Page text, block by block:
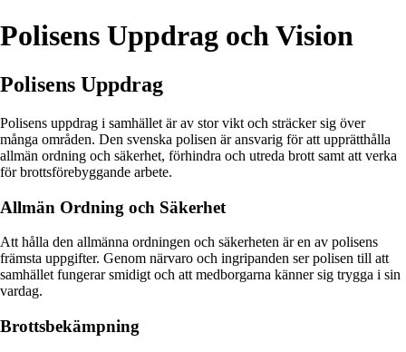
Polisens Uppdrag och Vision
Polisens Uppdrag
Polisens uppdrag i samhället är av stor vikt och sträcker sig över
många områden. Den svenska polisen är ansvarig för att upprätthålla
allmän ordning och säkerhet, förhindra och utreda brott samt att verka
för brottsförebyggande arbete.
Allmän Ordning och Säkerhet
Att hålla den allmänna ordningen och säkerheten är en av polisens
främsta uppgifter. Genom närvaro och ingripanden ser polisen till att
samhället fungerar smidigt och att medborgarna känner sig trygga i sin
vardag.
Brottsbekämpning